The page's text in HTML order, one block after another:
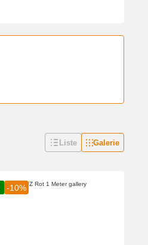
Liste Galerie
-10%